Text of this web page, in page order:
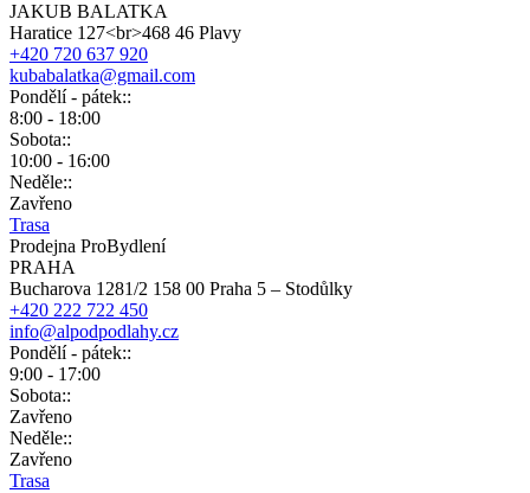
JAKUB BALATKA
Haratice 127<br>468 46 Plavy
+420 720 637 920
kubabalatka@gmail.com
Pondělí - pátek::
8:00 - 18:00
Sobota::
10:00 - 16:00
Neděle::
Zavřeno
Trasa
Prodejna ProBydlení
PRAHA
Bucharova 1281/2 158 00 Praha 5 – Stodůlky
+420 222 722 450
info@alpodpodlahy.cz
Pondělí - pátek::
9:00 - 17:00
Sobota::
Zavřeno
Neděle::
Zavřeno
Trasa